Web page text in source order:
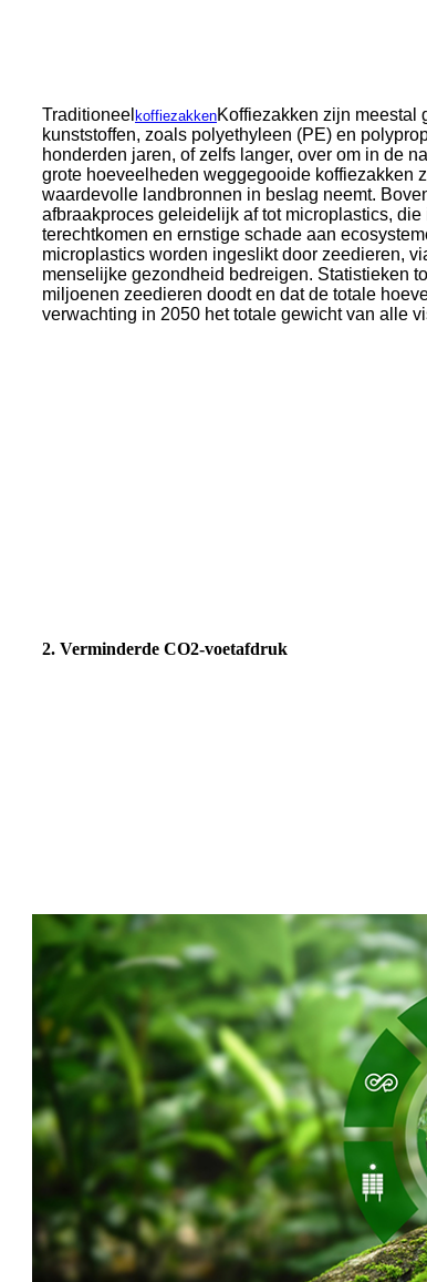
Traditioneel koffiezakkenKoffiezakken zijn meestal
kunststoffen, zoals polyethyleen (PE) en
honderden jaren, of zelfs langer, over om in de
grote hoeveelheden weggegooide koffiezakken
waardevolle landbronnen in beslag neemt.
afbraakproces geleidelijk af tot microplastics,
terechtkomen en ernstige schade aan
microplastics worden ingeslikt door zeedieren,
menselijke gezondheid bedreigen. Statistieken
miljoenen zeedieren doodt en dat de totale
verwachting in 2050 het totale gewicht van alle
2. Verminderde CO2-voetafdruk